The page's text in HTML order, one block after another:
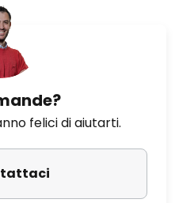
felici di aiutarti.